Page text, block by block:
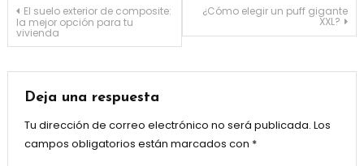
Navegación
de
entradas
El suelo exterior de composite:
la mejor opción para tu
vivienda
¿Cómo elegir un puff gigante
XXL?
Deja una respuesta
Tu dirección de correo electrónico no será publicada. Los
campos obligatorios están marcados con *